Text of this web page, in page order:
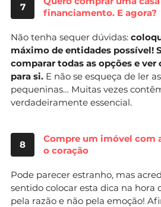
7
financiamento. E agora?
Não tenha sequer dúvidas:
máximo de entidades possível!
comparar todas as opções e
para si. E não se esqueça de ler
pequeninas… Muitas vezes
verdadeiramente essencial.
8
Compre um imóvel com
o coração
Pode parecer estranho, mas
sentido colocar esta dica na hora
pela razão e não pela emoção!